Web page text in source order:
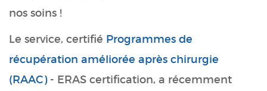
nos soins !
Le service, certifié Programmes de
récupération améliorée après chirurgie
(RAAC)- ERAS certification, a récemment